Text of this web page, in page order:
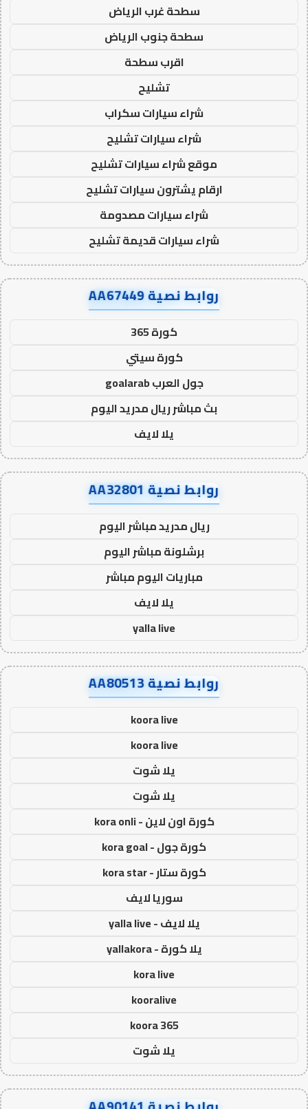
سطحة غرب الرياض
سطحة جنوب الرياض
اقرب سطحة
تشليح
شراء سيارات سكراب
شراء سيارات تشليح
موقع شراء سيارات تشليح
ارقام يشترون سيارات تشليح
شراء سيارات مصدومة
شراء سيارات قديمة تشليح
روابط نصية AA67449
كورة 365
كورة سيتي
جول العرب goalarab
بث مباشر ريال مدريد اليوم
يلا لايف
روابط نصية AA32801
ريال مدريد مباشر اليوم
برشلونة مباشر اليوم
مباريات اليوم مباشر
يلا لايف
yalla live
روابط نصية AA80513
koora live
koora live
يلا شوت
يلا شوت
كورة اون لاين - kora onli
كورة جول - kora goal
كورة ستار - kora star
سوريا لايف
يلا لايف - yalla live
يلا كورة - yallakora
kora live
kooralive
koora 365
يلا شوت